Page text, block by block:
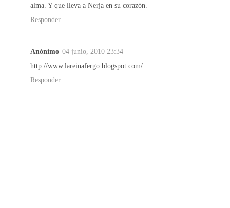
alma. Y que lleva a Nerja en su corazón.
Responder
Anónimo 04 junio, 2010 23:34
http://www.lareinafergo.blogspot.com/
Responder